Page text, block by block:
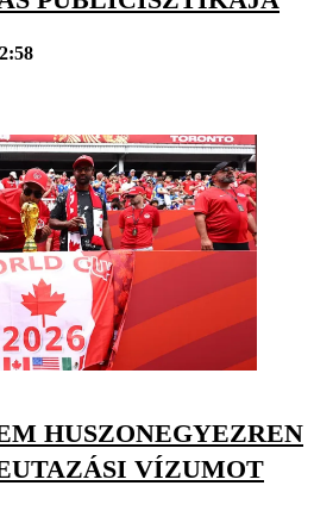
HUSZONEGYEZREN
VÍZUMOT